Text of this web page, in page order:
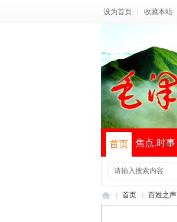
设为首页 收藏本站
首页 焦点.时事
首页 百姓之声